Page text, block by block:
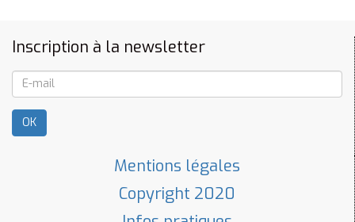
Inscription à la newsletter
OK
Mentions légales
Copyright 2020